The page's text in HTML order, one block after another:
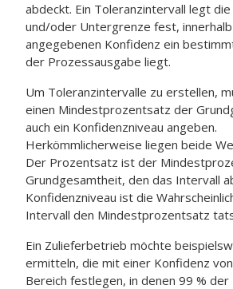
abdeckt. Ein Toleranzintervall legt
und/oder Untergrenze fest,
angegebenen Konfidenz ein
der Prozessausgabe liegt.
Um Toleranzintervalle zu erstellen,
einen Mindestprozentsatz der
auch ein Konfidenzniveau angeben.
Herkömmlicherweise liegen beide
Der Prozentsatz ist der
Grundgesamtheit, den das Intervall
Konfidenzniveau ist die
Intervall den Mindestprozentsatz
Ein Zulieferbetrieb möchte
ermitteln, die mit einer Konfidenz
Bereich festlegen, in denen 99 % der